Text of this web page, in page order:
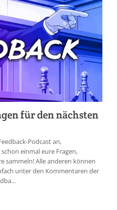
für den nächsten
Podcast an,
einmal eure Fragen,
sammeln! Alle anderen können
unter den Kommentaren der